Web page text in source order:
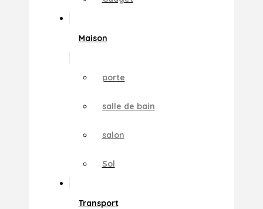
Maison
porte
salle de bain
salon
Sol
Transport